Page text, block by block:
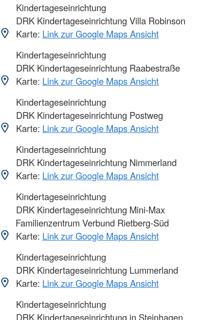
Kindertageseinrichtung
DRK Kindertageseinrichtung Villa Robinson
Karte: Link zur Google Maps Ansicht
Kindertageseinrichtung
DRK Kindertageseinrichtung Raabestraße
Karte: Link zur Google Maps Ansicht
Kindertageseinrichtung
DRK Kindertageseinrichtung Postweg
Karte: Link zur Google Maps Ansicht
Kindertageseinrichtung
DRK Kindertageseinrichtung Nimmerland
Karte: Link zur Google Maps Ansicht
Kindertageseinrichtung
DRK Kindertageseinrichtung Mini-Max
Familienzentrum Verbund Rietberg-Süd
Karte: Link zur Google Maps Ansicht
Kindertageseinrichtung
DRK Kindertageseinrichtung Lummerland
Karte: Link zur Google Maps Ansicht
Kindertageseinrichtung
DRK Kindertageseinrichtung in Steinhagen